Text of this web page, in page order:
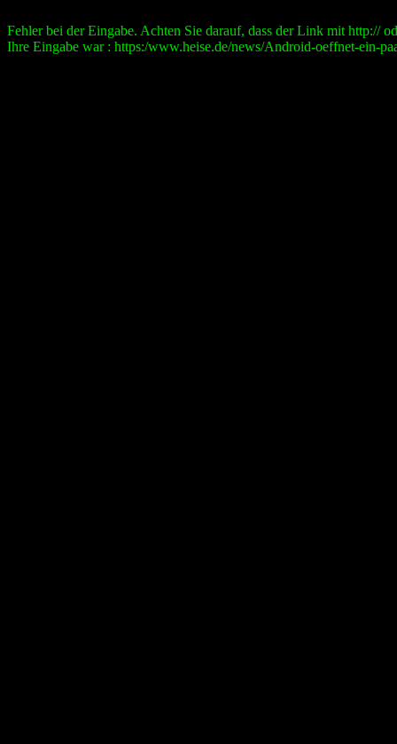
Fehler bei der Eingabe. Achten Sie darauf, dass der Link mit http://
Ihre Eingabe war : https:/www.heise.de/news/Android-oeffnet-ein-